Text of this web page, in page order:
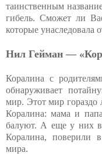
таинственным
гибель. Сможет ли
которые унаследовала
Нил Гейман —
Коралина с
обнаруживает
мир. Этот мир гораздо
Коралина: мама и
балуют. А еще у них в
Коралина, поверили
мира.